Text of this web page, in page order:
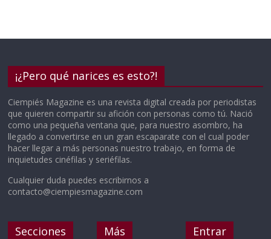
¡¿Pero qué narices es esto?!
Ciempiés Magazine es una revista digital creada por periodistas
que quieren compartir su afición con personas como tú. Nació
como una pequeña ventana que, para nuestro asombro, ha
llegado a convertirse en un gran escaparate con el cual poder
hacer llegar a más personas nuestro trabajo, en forma de
inquietudes cinéfilas y seriéfilas.
Cualquier duda puedes escribirnos a
contacto@ciempiesmagazine.com
Secciones Más Entrar